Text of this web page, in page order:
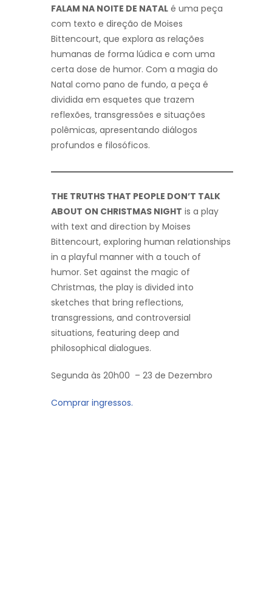
FALAM NA NOITE DE NATAL é uma peça
com texto e direção de Moises
Bittencourt, que explora as relações
humanas de forma lúdica e com uma
certa dose de humor. Com a magia do
Natal como pano de fundo, a peça é
dividida em esquetes que trazem
reflexões, transgressões e situações
polêmicas, apresentando diálogos
profundos e filosóficos.
THE TRUTHS THAT PEOPLE DON’T TALK
ABOUT ON CHRISTMAS NIGHT is a play
with text and direction by Moises
Bittencourt, exploring human relationships
in a playful manner with a touch of
humor. Set against the magic of
Christmas, the play is divided into
sketches that bring reflections,
transgressions, and controversial
situations, featuring deep and
philosophical dialogues.
Segunda às 20h00 – 23 de Dezembro
Comprar ingressos.